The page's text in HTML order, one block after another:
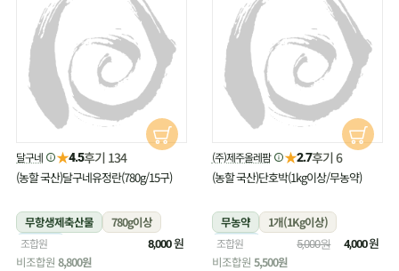
(주)제주올레팜 ★2.7후기 6
(농할 국산)단호박(1kg이상/무농약)
무농약
1개(1Kg이상)
냉장
조합원 5,000원 4,000원
비조합원 5,500원
달구네 ★4.5후기 134
(농할 국산)달구네유정란(780g/15구)
무항생제축산물
780g이상
냉장
조합원 8,000원
비조합원 8,800원